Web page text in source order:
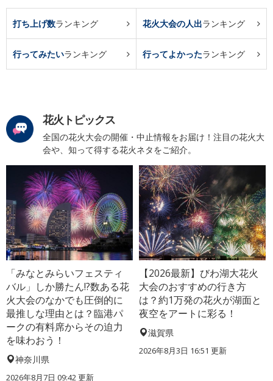
打ち上げ数ランキング 花火大会の人出ランキング
行ってみたいランキング 行ってよかったランキング
花火トピックス
全国の花火大会の開催・中止情報をお届け！注目の花火大
会や、知って得する花火ネタをご紹介。
「みなとみらいフェスティ
バル」しか勝たん!?数ある花
火大会のなかでも圧倒的に
最推しな理由とは？臨港パ
ークの有料席からその迫力
を味わおう！
神奈川県
2026年8月7日 09:42 更新
【2026最新】びわ湖大花火
大会のおすすめの行き方
は？約1万発の花火が湖面と
夜空をアートに彩る！
滋賀県
2026年8月3日 16:51 更新